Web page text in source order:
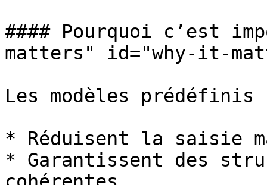
#### Pourquoi c’est
matters" id="why-it-
Les modèles prédéfinis
* Réduisent la saisie
* Garantissent des